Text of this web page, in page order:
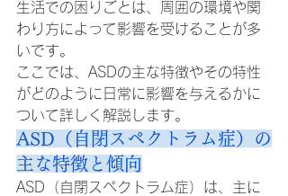
生活での困りごとは、周囲の環境や関
わり方によって影響を受けることが多
いです。
ここでは、ASDの主な特徴やその特性
がどのように日常に影響を与えるかに
ついて詳しく解説します。
ASD（自閉スペクトラム症）の
主な特徴と傾向
ASD（自閉スペクトラム症）は、主に